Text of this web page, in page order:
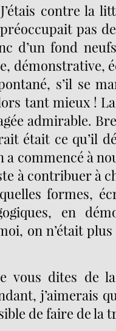
contre la
pas
d’un fond
démonstrative,
s’il se
tant mieux !
admirable.
était ce qu’il
a commencé à
à contribuer à
formes,
en
on n’était
vous dites de
j’aimerais
de faire de la